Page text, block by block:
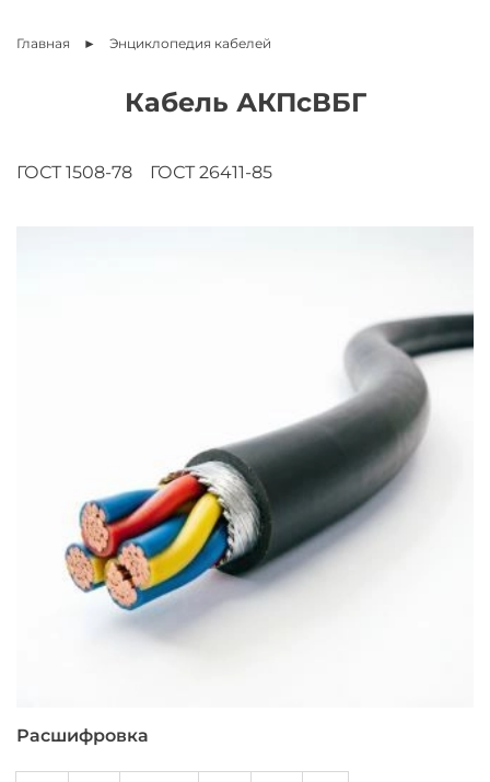
Главная Энциклопедия кабелей
Кабель АКПсВБГ
ГОСТ 1508-78 ГОСТ 26411-85
Расшифровка